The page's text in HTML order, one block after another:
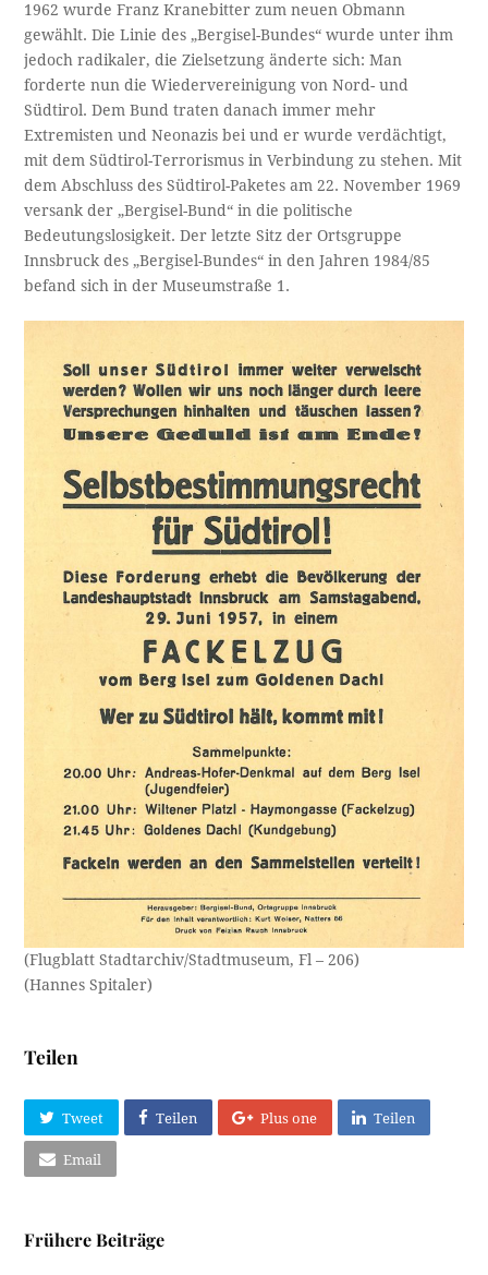
1962 wurde Franz Kranebitter zum neuen Obmann
gewählt. Die Linie des „Bergisel-Bundes“ wurde unter ihm
jedoch radikaler, die Zielsetzung änderte sich: Man
forderte nun die Wiedervereinigung von Nord- und
Südtirol. Dem Bund traten danach immer mehr
Extremisten und Neonazis bei und er wurde verdächtigt,
mit dem Südtirol-Terrorismus in Verbindung zu stehen. Mit
dem Abschluss des Südtirol-Paketes am 22. November 1969
versank der „Bergisel-Bund“ in die politische
Bedeutungslosigkeit. Der letzte Sitz der Ortsgruppe
Innsbruck des „Bergisel-Bundes“ in den Jahren 1984/85
befand sich in der Museumstraße 1.
(Flugblatt Stadtarchiv/Stadtmuseum, Fl – 206)
(Hannes Spitaler)
Teilen
Tweet Teilen Plus one Teilen
Email
Frühere Beiträge